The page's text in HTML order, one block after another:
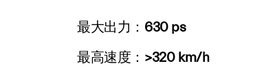
最大出力： 630 ps
最高速度： >320 km/h